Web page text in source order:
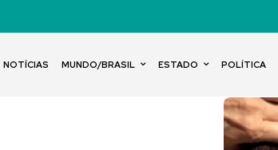
NOTÍCIAS MUNDO/BRASIL ESTADO POLÍTICA